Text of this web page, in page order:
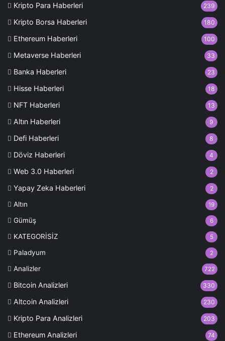
Kripto Para Haberleri 239
Kripto Borsa Haberleri 180
Ethereum Haberleri 100
Metaverse Haberleri 33
Banka Haberleri 23
Hisse Haberleri 18
NFT Haberleri 13
Altın Haberleri 9
Defi Haberleri 8
Döviz Haberleri 4
Web 3.0 Haberleri 2
Yapay Zeka Haberleri 2
Altın 19
Gümüş 6
KATEGORİSİZ 5
Paladyum 2
Analizler 722
Bitcoin Analizleri 330
Altcoin Analizleri 230
Kripto Para Analizleri 203
Ethereum Analizleri 74